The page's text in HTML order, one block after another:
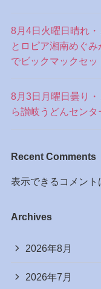
8月4日火曜日晴れ
とロピア湘南めぐ
でビックマックセッ
8月3日月曜日曇り
ら讃岐うどんセン
Recent Comments
表示できるコメント
Archives
2026年8月
2026年7月